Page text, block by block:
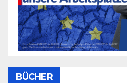
BÜCHER